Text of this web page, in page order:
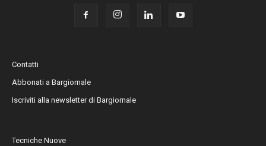
Contatti
Abbonati a Bargiornale
Iscriviti alla newsletter di Bargiornale
Tecniche Nuove